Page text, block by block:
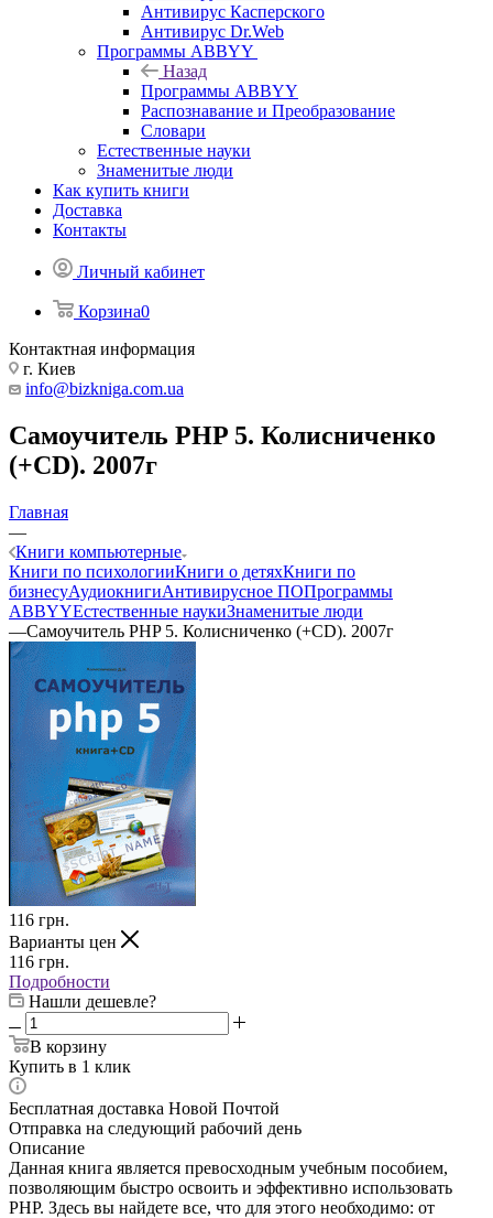
Антивирус Касперского
Антивирус Dr.Web
Программы ABBYY
Назад
Программы ABBYY
Распознавание и Преобразование
Словари
Естественные науки
Знаменитые люди
Как купить книги
Доставка
Контакты
Личный кабинет
Корзина0
Контактная информация
г. Киев
info@bizkniga.com.ua
Самоучитель PHP 5. Колисниченко
(+CD). 2007г
Главная
—
Книги компьютерные
Книги по психологииКниги о детяхКниги по
бизнесуАудиокнигиАнтивирусное ПОПрограммы
ABBYYЕстественные наукиЗнаменитые люди
—Самоучитель PHP 5. Колисниченко (+CD). 2007г
116 грн.
Варианты цен
116 грн.
Подробности
Нашли дешевле?
В корзину
Купить в 1 клик
Бесплатная доставка Новой Почтой
Отправка на следующий рабочий день
Описание
Данная книга является превосходным учебным пособием,
позволяющим быстро освоить и эффективно использовать
РНР. Здесь вы найдете все, что для этого необходимо: от